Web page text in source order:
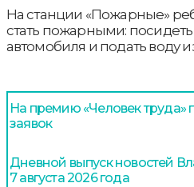
На станции «Пожарные»
стать пожарными:
автомобиля и подать воду
На премию «Человек труда»
заявок
Дневной выпуск новостей
7 августа 2026 года